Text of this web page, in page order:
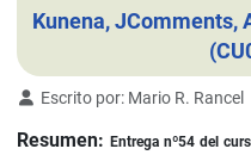
Kunena, JComments,
Detalles
Escrito por: Mario R. Rancel
Resumen: Entrega nº54 del